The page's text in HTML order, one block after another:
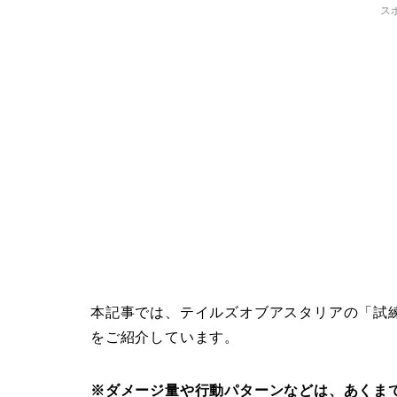
ス
本記事では、テイルズオブアスタリアの「
をご紹介しています。
※ダメージ量や行動パターンなどは、あくま